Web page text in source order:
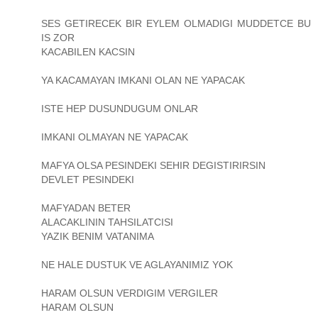
SES GETIRECEK BIR EYLEM OLMADIGI MUDDETCE BU
IS ZOR
KACABILEN KACSIN
YA KACAMAYAN IMKANI OLAN NE YAPACAK
ISTE HEP DUSUNDUGUM ONLAR
IMKANI OLMAYAN NE YAPACAK
MAFYA OLSA PESINDEKI SEHIR DEGISTIRIRSIN
DEVLET PESINDEKI
MAFYADAN BETER
ALACAKLININ TAHSILATCISI
YAZIK BENIM VATANIMA
NE HALE DUSTUK VE AGLAYANIMIZ YOK
HARAM OLSUN VERDIGIM VERGILER
HARAM OLSUN